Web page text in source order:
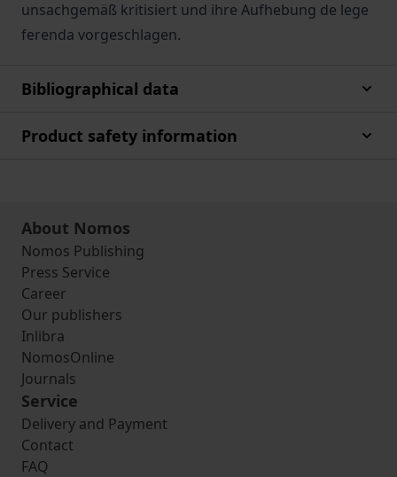
unsachgemäß kritisiert und ihre Aufhebung de lege
ferenda vorgeschlagen.
Bibliographical data
Product safety information
About Nomos
Nomos Publishing
Press Service
Career
Our publishers
Inlibra
NomosOnline
Journals
Service
Delivery and Payment
Contact
FAQ